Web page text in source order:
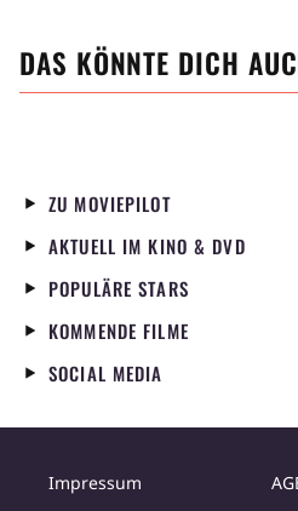
DAS KÖNNTE DICH
ZU MOVIEPILOT
AKTUELL IM KINO & DVD
POPULÄRE STARS
KOMMENDE FILME
SOCIAL MEDIA
Impressum